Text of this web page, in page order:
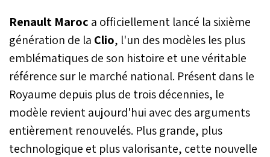
Renault Maroc a officiellement lancé la sixième
génération de la Clio, l'un des modèles les plus
emblématiques de son histoire et une véritable
référence sur le marché national. Présent dans le
Royaume depuis plus de trois décennies, le
modèle revient aujourd'hui avec des arguments
entièrement renouvelés. Plus grande, plus
technologique et plus valorisante, cette nouvelle